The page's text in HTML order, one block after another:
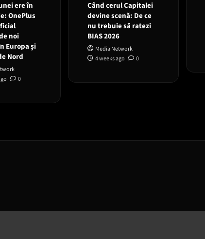
ere în
OnePlus
noi
Europa și
Nord
0
Când cerul Capitalei
devine scenă: De ce
nu trebuie să ratezi
BIAS 2026
Media Network
4 weeks ago
0